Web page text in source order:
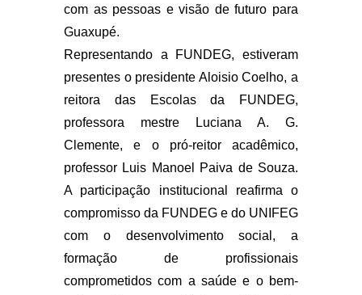
com as pessoas e visão de futuro para
Guaxupé.
Representando a FUNDEG, estiveram
presentes o presidente Aloisio Coelho, a
reitora das Escolas da FUNDEG,
professora mestre Luciana A. G.
Clemente, e o pró-reitor acadêmico,
professor Luis Manoel Paiva de Souza.
A participação institucional reafirma o
compromisso da FUNDEG e do UNIFEG
com o desenvolvimento social, a
formação de profissionais
comprometidos com a saúde e o bem-